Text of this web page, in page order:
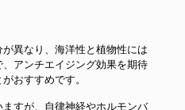
異なり、海洋性と植物性には
アンチエイジング効果を期待
おすすめです。
すが、自律神経やホルモンバ